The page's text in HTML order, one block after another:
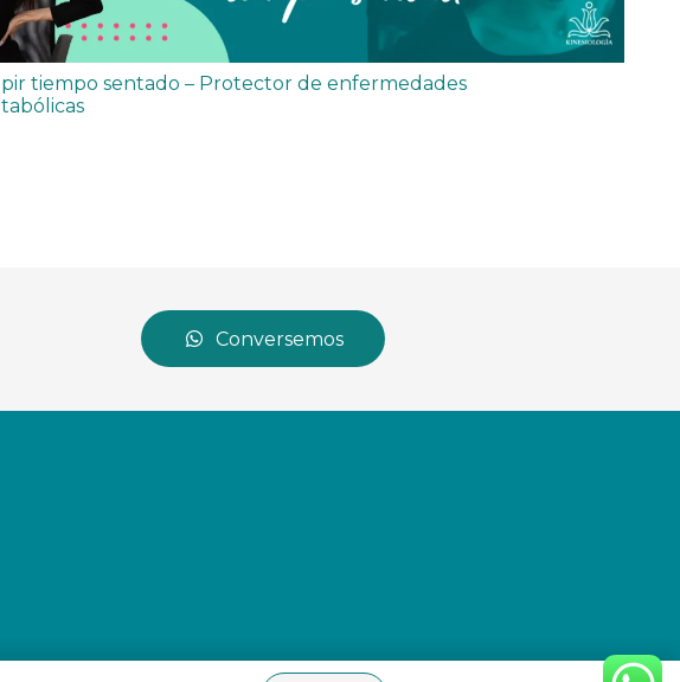
tiempo sentado – Protector de enfermedades
Conversemos